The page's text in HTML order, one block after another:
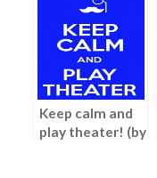
Calvo)
Keep calm and
play theater! (by